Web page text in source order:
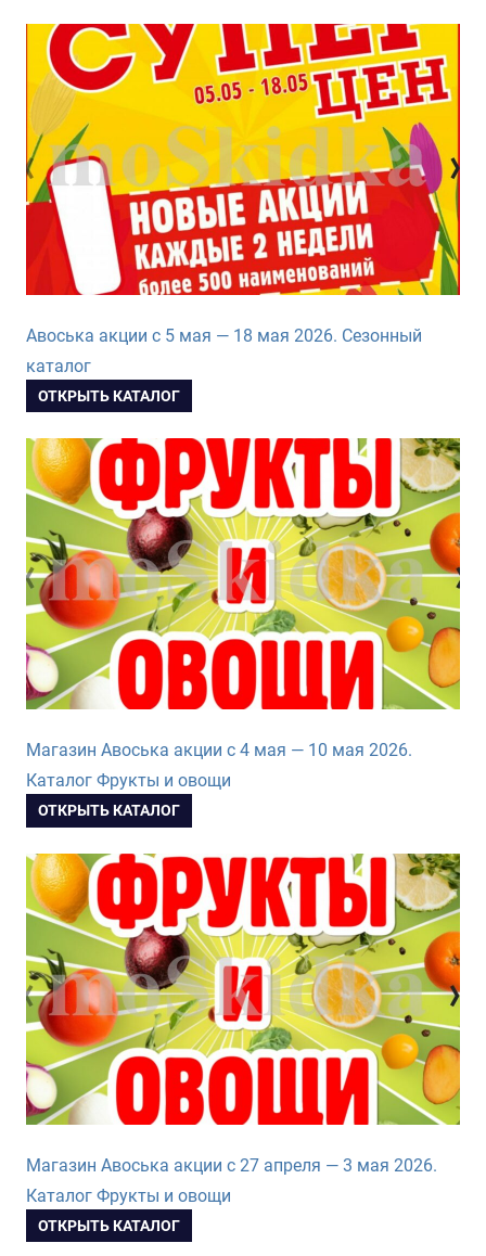
Авоська акции с 5 мая — 18 мая 2026. Сезонный
каталог
ОТКРЫТЬ КАТАЛОГ
Магазин Авоська акции с 4 мая — 10 мая 2026.
Каталог Фрукты и овощи
ОТКРЫТЬ КАТАЛОГ
Магазин Авоська акции с 27 апреля — 3 мая 2026.
Каталог Фрукты и овощи
ОТКРЫТЬ КАТАЛОГ